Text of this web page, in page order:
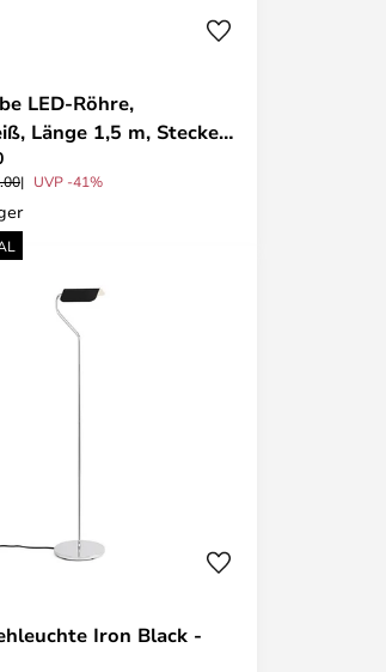
LED-Röhre,
Länge 1,5 m, Stecker
UVP -41%
Iron Black -